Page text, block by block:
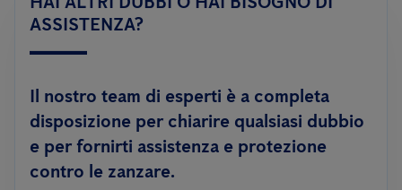
efficacemente.
adulto; oppure tramite trattamenti di disinfestazione
Anticimex è inoltre in grado di offrire un servizio innovativo
contro le zanzare:FLY DEFENCE, per aiutarti a risolvere il
problema delle zanzare anche in autonomia.
ASSISTENZA?
Il nostro team di esperti è a completa
disposizione per chiarire qualsiasi dubbio
e per fornirti assistenza e protezione
contro le zanzare.